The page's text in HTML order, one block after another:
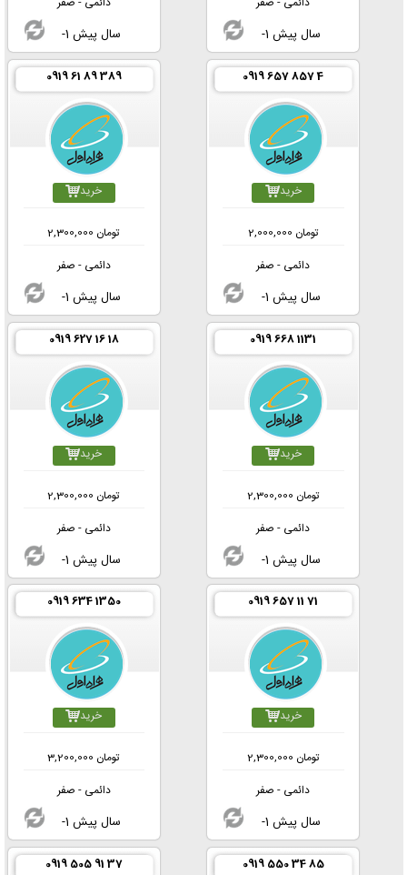
-1 سال پیش -1 سال پیش
0919 657 857 4
خرید
2,000,000 تومان
دائمی - صفر
-1 سال پیش
0919 61 89 389
خرید
2,300,000 تومان
دائمی - صفر
-1 سال پیش
0919 668 1131
خرید
2,300,000 تومان
دائمی - صفر
-1 سال پیش
0919 627 16 18
خرید
2,300,000 تومان
دائمی - صفر
-1 سال پیش
0919 657 11 71
خرید
2,300,000 تومان
دائمی - صفر
-1 سال پیش
0919 634 1350
خرید
3,200,000 تومان
دائمی - صفر
-1 سال پیش
0919 550 34 85
0919 505 91 37